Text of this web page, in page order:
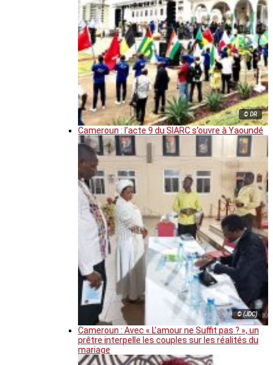
© DR
Cameroun : l’acte 9 du SIARC s’ouvre à Yaoundé
© (JDC)
Cameroun : Avec « L’amour ne Suffit pas ? », un
prêtre interpelle les couples sur les réalités du
mariage